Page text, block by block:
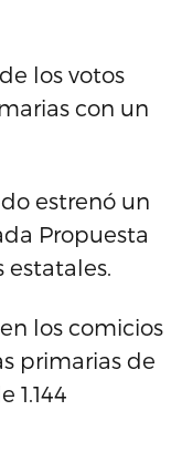
los votos
con un
estrenó un
Propuesta
estatales.
los comicios
primarias de
1.144